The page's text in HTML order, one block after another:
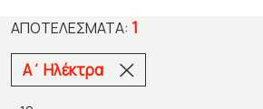
ΑΠΟΤΕΛΈΣΜΑΤΑ: 1
Α΄ Ηλέκτρα